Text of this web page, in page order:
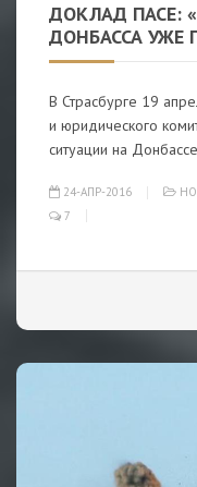
ДОКЛАД ПАСЕ:
ДОНБАССА УЖЕ
В Страсбурге 19
и юридического
ситуации на
24-АПР-2016
7